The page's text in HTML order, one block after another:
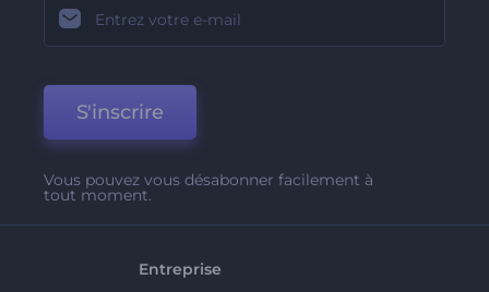
S'inscrire
Vous pouvez vous désabonner facilement à
tout moment.
Entreprise